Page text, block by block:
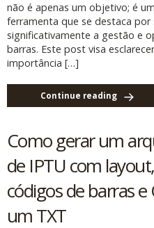
não é apenas um objetivo; é
ferramenta que se destaca
significativamente a gestão e
barras. Este post visa
importância […]
Continue reading
Como gerar um
de IPTU com
códigos de barras
um TXT